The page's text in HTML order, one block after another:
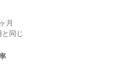
月